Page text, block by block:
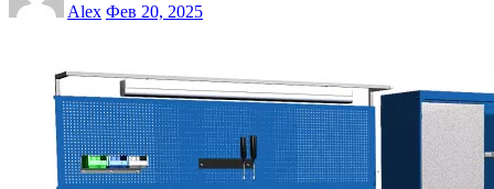
Alex Фев 20, 2025